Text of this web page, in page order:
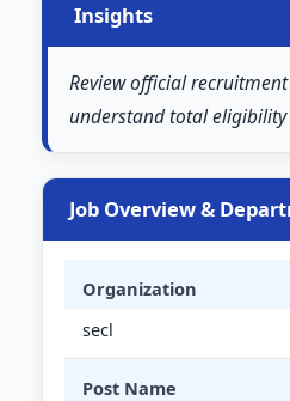
Insights
Review official
understand total
Job Overview &
Organization
secl
Post Name